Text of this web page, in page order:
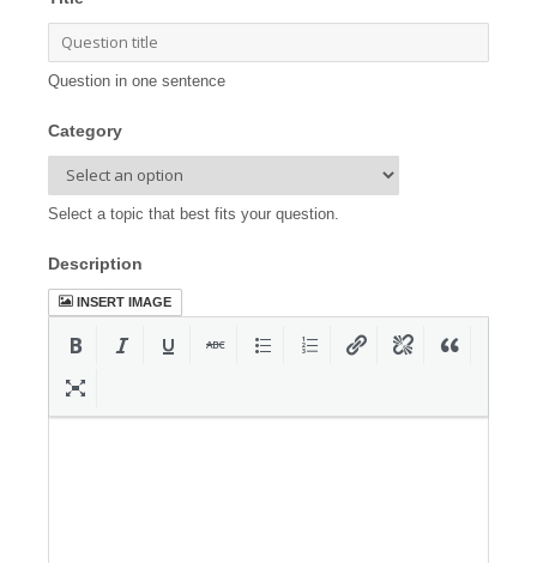
Question in one sentence
Category
Select a topic that best fits your question.
Description
INSERT IMAGE